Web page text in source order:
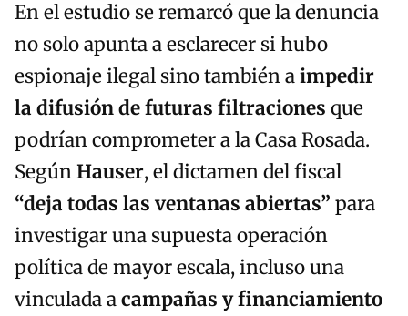
En el estudio se remarcó que la denuncia
no solo apunta a esclarecer si hubo
espionaje ilegal sino también aimpedir
la difusión de futuras filtraciones que
podrían comprometer a la Casa Rosada.
SegúnHauser, el dictamen del fiscal
“deja todas las ventanas abiertas” para
investigar una supuesta operación
política de mayor escala, incluso una
vinculada acampañas y financiamiento